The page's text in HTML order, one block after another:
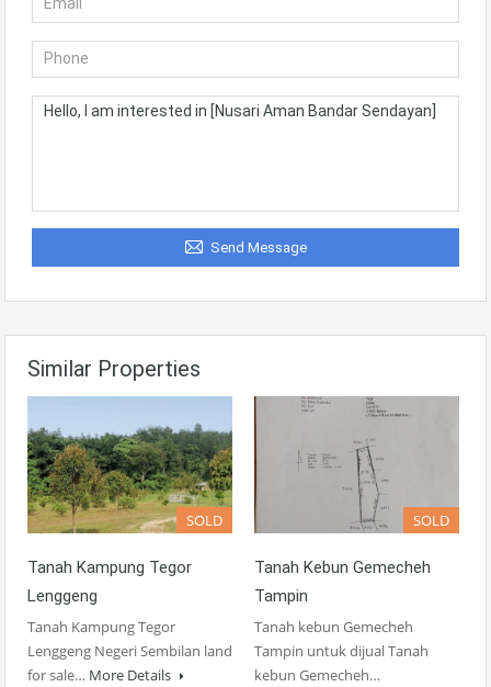
Send Message
Similar Properties
SOLD
Tanah Kampung Tegor
Lenggeng
Tanah Kampung Tegor
Lenggeng Negeri Sembilan land
for sale… More Details
SOLD
Tanah Kebun Gemecheh
Tampin
Tanah kebun Gemecheh
Tampin untuk dijual Tanah
kebun Gemecheh…